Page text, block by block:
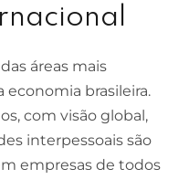
áreas mais
economia brasileira.
com visão global,
interpessoais são
empresas de todos